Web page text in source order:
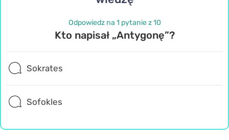
Odpowiedz na 1 pytanie z 10
Kto napisał „Antygonę”?
Sokrates
Sofokles